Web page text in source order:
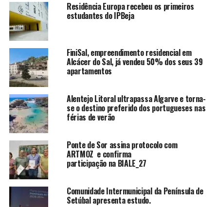
Residência Europa recebeu os primeiros
estudantes do IPBeja
FiniSal, empreendimento residencial em
Alcácer do Sal, já vendeu 50% dos seus 39
apartamentos
Alentejo Litoral ultrapassa Algarve e torna-
se o destino preferido dos portugueses nas
férias de verão
Ponte de Sor assina protocolo com
ARTMOZ e confirma
participação na BIALE_27
Comunidade Intermunicipal da Península de
Setúbal apresenta estudo.